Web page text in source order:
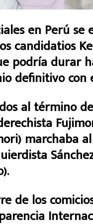
en Perú
candidatios
podría durar
definitivo con
al término
marchaba
de los